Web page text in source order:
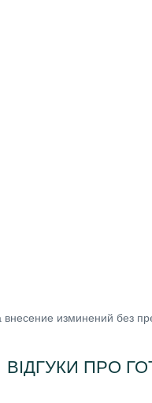
изминений без
ВІДГУКИ ПРО